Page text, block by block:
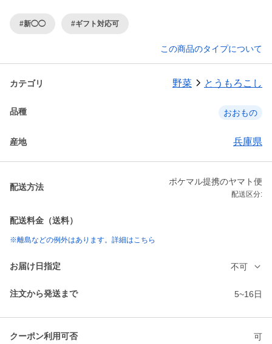
#新◯◯ #ギフト対応可
この商品のタイプについて
カテゴリ 野菜 とうもろこし
品種 おおもの
産地 兵庫県
配送方法
ポケマル提携のヤマト便
配送区分:
配送料金（送料）
※離島などの例外はあります。詳細はこちら
お届け日指定 不可
注文から発送まで 5~16日
クーポン利用可否 可